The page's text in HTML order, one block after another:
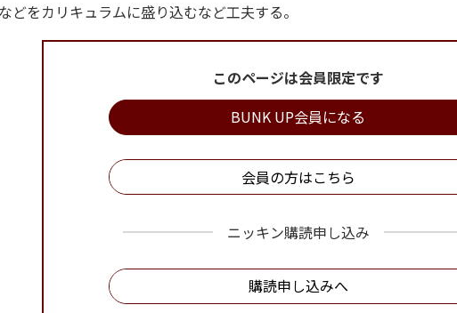
をカリキュラムに盛り込むなど工夫する。
このページは会員限定です
BUNK UP会員になる
会員の方はこちら
ニッキン購読申し込み
購読申し込みへ